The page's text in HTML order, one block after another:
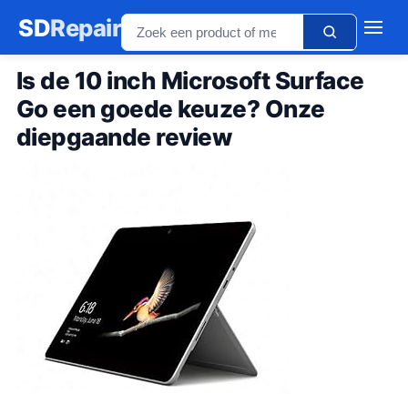
SDRepair
Is de 10 inch Microsoft Surface
Go een goede keuze? Onze
diepgaande review